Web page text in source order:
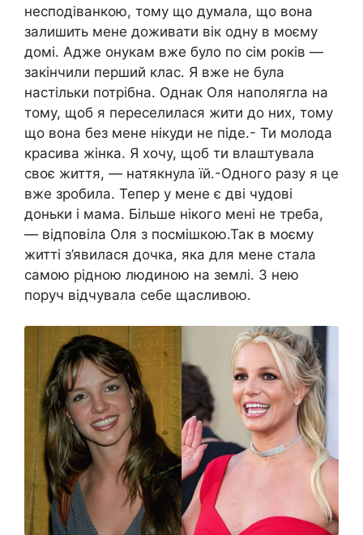
несподіванкою, тому що думала, що вона
залишить мене доживати вік одну в моєму
домі. Адже онукам вже було по сім років —
закінчили перший клас. Я вже не була
настільки потрібна. Однак Оля наполягла на
тому, щоб я переселилася жити до них, тому
що вона без мене нікуди не піде.- Ти молода
красива жінка. Я хочу, щоб ти влаштувала
своє життя, — натякнула їй.-Одного разу я це
вже зробила. Тепер у мене є дві чудові
доньки і мама. Більше нікого мені не треба,
— відповіла Оля з посмішкою.Так в моєму
житті з’явилася дочка, яка для мене стала
самою рідною людиною на землі. З нею
поруч відчувала себе щасливою.